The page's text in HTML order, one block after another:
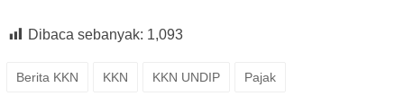
Dibaca sebanyak: 1,093
Berita KKN KKN KKN UNDIP Pajak